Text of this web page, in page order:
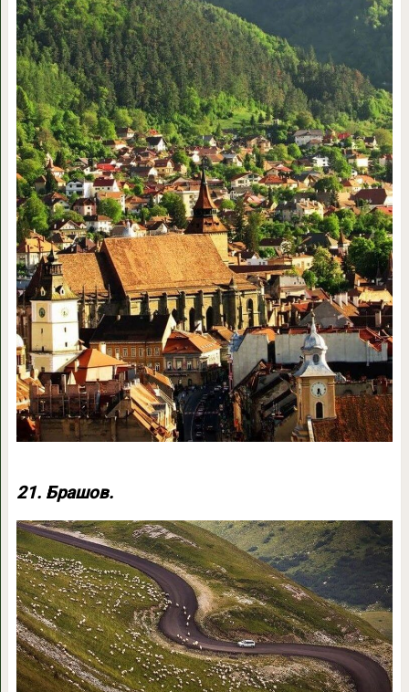
21. Брашов.